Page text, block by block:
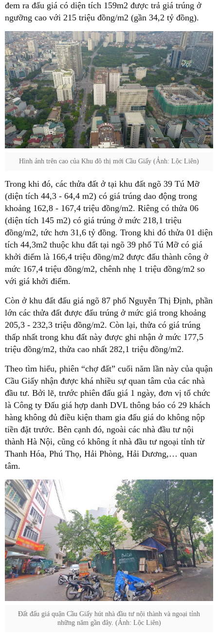
đem ra đấu giá có diện tích 159m2 được trả giá trúng ở
ngưỡng cao với 215 triệu đồng/m2 (gần 34,2 tỷ đồng).
Hình ảnh trên cao của Khu đô thị mới Cầu Giấy (Ảnh: Lộc Liên)
Trong khi đó, các thửa đất ở tại khu đất ngõ 39 Tú Mỡ
(diện tích 44,3 - 64,4 m2) có giá trúng dao động trong
khoảng 162,8 - 167,4 triệu đồng/m2. Riêng có thửa 06
(diện tích 145 m2) có giá trúng ở mức 218,1 triệu
đồng/m2, tức hơn 31,6 tỷ đồng. Trong khi đó thửa 01 diện
tích 44,3m2 thuộc khu đất tại ngõ 39 phố Tú Mỡ có giá
khởi điểm là 166,4 triệu đồng/m2 được đấu thành công ở
mức 167,4 triệu đồng/m2, chênh nhẹ 1 triệu đồng/m2 so
với giá khởi điểm.
Còn ở khu đất đấu giá ngõ 87 phố Nguyễn Thị Định, phần
lớn các thửa đất được đấu trúng ở mức giá trong khoảng
205,3 - 232,3 triệu đồng/m2. Còn lại, thửa có giá trúng
thấp nhất trong khu đất này được ghi nhận ở mức 177,5
triệu đồng/m2, thửa cao nhất 282,1 triệu đồng/m2.
Theo tìm hiểu, phiên “chợ đất” cuối năm lần này của quận
Cầu Giấy nhận được khá nhiều sự quan tâm của các nhà
đầu tư. Bởi lẽ, trước phiên đấu giá 1 ngày, đơn vị tổ chức
là Công ty Đấu giá hợp danh DVL thông báo có 29 khách
hàng không đủ điều kiện tham gia đấu giá do không nộp
tiền đặt trước. Bên cạnh đó, ngoài các nhà đầu tư nội
thành Hà Nội, cũng có không ít nhà đầu tư ngoại tỉnh từ
Thanh Hóa, Phú Thọ, Hải Phòng, Hải Dương,… quan
tâm.
Đất đấu giá quận Cầu Giấy hút nhà đầu tư nội thành và ngoại tỉnh
những năm gần đây. (Ảnh: Lộc Liên)